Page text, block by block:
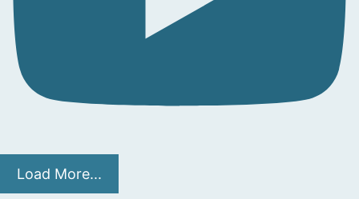
Load More...